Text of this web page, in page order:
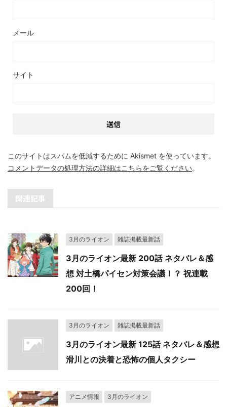
メール
サイト
このサイトはスパムを低減するために Akismet を使っています。
コメントデータの処理方法の詳細はこちらをご覧ください。
関連記事
3月のライオン 雑誌掲載最新話
3月のライオン最新 200話 ネタバレ＆感
想 対土橋パイセン対策会議！？ 祝連載
200回！
3月のライオン 雑誌掲載最新話
3月のライオン最新 125話 ネタバレ＆感想
滑川との決着と恐怖の個人タクシー
アニメ情報 3月のライオン